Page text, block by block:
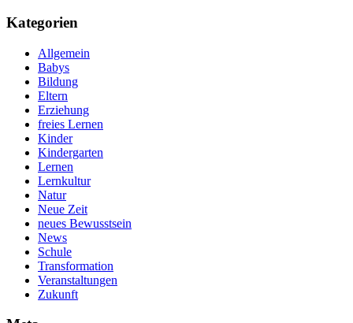
Kategorien
Allgemein
Babys
Bildung
Eltern
Erziehung
freies Lernen
Kinder
Kindergarten
Lernen
Lernkultur
Natur
Neue Zeit
neues Bewusstsein
News
Schule
Transformation
Veranstaltungen
Zukunft